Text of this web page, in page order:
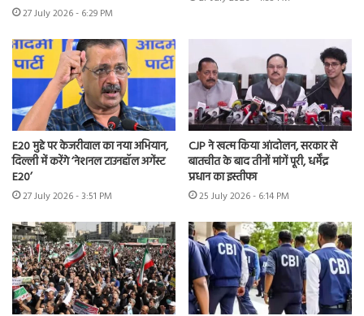
27 July 2026 - 6:29 PM
E20 मुद्दे पर केजरीवाल का नया अभियान,
दिल्ली में करेंगे ‘नेशनल टाउनहॉल अगेंस्ट
E20’
27 July 2026 - 3:51 PM
CJP ने खत्म किया आंदोलन, सरकार से
बातचीत के बाद तीनों मांगें पूरी, धर्मेंद्र
प्रधान का इस्तीफा
25 July 2026 - 6:14 PM